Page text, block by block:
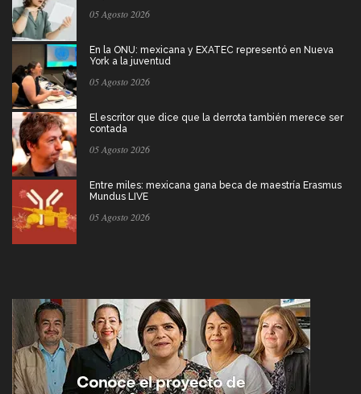
05 Agosto 2026
En la ONU: mexicana y EXATEC representó en Nueva
York a la juventud
05 Agosto 2026
El escritor que dice que la derrota también merece ser
contada
05 Agosto 2026
Entre miles: mexicana gana beca de maestría Erasmus
Mundus LIVE
05 Agosto 2026